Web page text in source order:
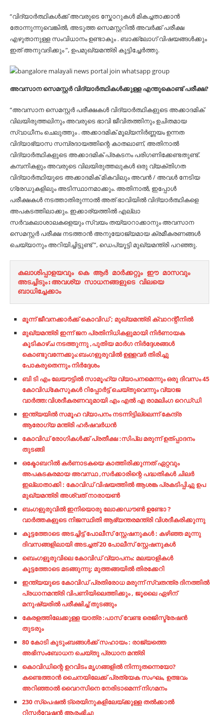
“വിദ്യാർത്ഥികൾക്ക് അവരുടെ സ്കോറുകൾ മികച്ചതാക്കാൻ
തോന്നുന്നുവെങ്കിൽ, അടുത്ത സെമസ്റ്ററിൽ അവർക്ക് പരീക്ഷ
എഴുതാനുള്ള സംവിധാനം ഉണ്ടാകും . ബാക്ക്‌ലോഗ് വിഷയങ്ങൾക്കും
ഇത് അനുവദിക്കും ”, ഉപമുഖ്യമന്ത്രി കൂട്ടിച്ചേർത്തു.
അവസാന സെമസ്റ്റർ വിദ്യാർത്ഥികൾക്കുള്ള എന്തുകൊണ്ട് പരീക്ഷ?
“അവസാന സെമസ്റ്റർ പരീക്ഷകൾ വിദ്യാർത്ഥികളുടെ അക്കാദമിക്
വിലയിരുത്തലിനും അവരുടെ ഭാവി ജീവിതത്തിനും ഉചിതമായ
സ്വാധീനം ചെലുത്തും . അക്കാദമിക് മൂല്യനിർണ്ണയം ഉന്നത
വിദ്യാഭ്യാസ സമ്പ്രദായത്തിന്റെ കാതലാണ്, അതിനാൽ
വിദ്യാർത്ഥികളുടെ അക്കാദമിക് പ്രകടനം പരിഗണിക്കേണ്ടതുണ്ട്.
കമ്പനികളും അവരുടെ വിലയിരുത്തലുകൾ ഒരു വ്യക്തിഗത
വിദ്യാർത്ഥിയുടെ അക്കാദമിക് മികവിലും അവൻ / അവൾ നേടിയ
ഗ്രേഡുകളിലും അടിസ്ഥാനമാക്കും. അതിനാൽ, ഇപ്പോൾ
പരീക്ഷകൾ നടത്താതിരുന്നാൽ അത് ഭാവിയിൽ വിദ്യാർത്ഥികളെ
അപകടത്തിലാക്കും. ഇക്കാര്യത്തിൽ എല്ലാ
സർവകലാശാലകളെയും സ്വയം തയ്യാറാക്കാനും അവസാന
സെമസ്റ്റർ പരീക്ഷ നടത്താൻ അനുയോജ്യമായ ക്രമീകരണങ്ങൾ
ചെയ്യാനും അറിയിച്ചിട്ടുണ്ട് ”, ഡെപ്യൂട്ടി മുഖ്യമന്ത്രി പറഞ്ഞു.
കലാശിപ്പാളയവും കെ ആർ മാർക്കറ്റും ഈ മാസവും
അടച്ചിടും:അവശ്യ സാധനങ്ങളുടെ വിലയെ
ബാധിച്ചേക്കാം
മൂന്ന് ജീവനക്കാര്‍ക്ക് കൊവിഡ് ; മുഖ്യമന്ത്രി ക്വാറന്റീനില്‍
മുഖ്യമന്ത്രി ഇന്ന് ജന പ്രതിനിധികളുമായി നിർണായക
കൂടികാഴ്ച നടത്തുന്നു ,പുതിയ മാർഗ നിർദ്ദേശങ്ങൾ
കൊണ്ടുവന്നേക്കും:ബംഗളുരുവിൽ ഉള്ളവർ തിരിച്ചു
പോകരുതെന്നും നിർദ്ദേശം
ബി ടി എം ലേയൗട്ടിൽ സാമൂഹ്യ വ്യാപനമെന്നും ഒരു ദിവസം 45
കോവിഡ്കേസുകൾ റിപ്പോർട്ട് ചെയ്തുവെന്നും വ്യാജ
വാർത്ത:വിശദീകരണവുമായി എം എൽ എ രാമലിംഗ റെഡ്‌ഡി
ഇന്ത്യയിൽ സമൂഹ വ്യാപനം നടന്നിട്ടില്ലെന്ന് കേന്ദ്ര
ആരോഗ്യ മന്ത്രി ഹർഷവർധൻ
കോവിഡ് രോഗികള്‍ക്ക് പ്രതീക്ഷ :സിപ്ല മരുന്ന് ഉത്പ്പാദനം
തുടങ്ങി
ഒക്ടോബറിൽ കർണാടകയെ കാത്തിരിക്കുന്നത് ഏറ്റവും
അപകടകരമായ അവസ്ഥ ,സർക്കാരിന്റെ പദ്ധതികൾ ചിലർ
ഇല്ലാതാക്കി : കോവിഡ് വിഷയത്തിൽ ആശങ്ക പ്രകടിപ്പിച്ചു ഉപ
മുഖ്യമന്ത്രി അശ്വത് നാരായൺ
ബംഗളുരുവിൽ ഇനിയൊരു ലോക്കഡൗൺ ഉണ്ടോ ?
വാർത്തകളുടെ നിജസ്ഥിതി ആഭ്യന്തരമന്ത്രി വിശദീകരിക്കുന്നു
കൂട്ടത്തോടെ അടച്ചിട്ട് പോലീസ് സ്റ്റേഷനുകൾ : കഴിഞ്ഞ മൂന്നു
ദിവസങ്ങളിലായി അടച്ചത് 20 പോലീസ് സ്റ്റേഷനുകൾ
ബെംഗളൂരുവിലെ കോവിഡ് വ്യാപനം: മലയാളികൾ
കൂട്ടത്തോ‌ടെ മടങ്ങുന്നു; മുത്തങ്ങയിൽ തിരക്കേറി
ഇന്ത്യയുടെ കോവിഡ് പ്രതിരോധ മരുന്ന് സ്വതന്ത്ര ദിനത്തിൽ
പ്രധാനമന്ത്രി വിപണിയിലെത്തിക്കും , ജൂലൈ ഏഴിന്
മനുഷ്യരില്‍ പരീക്ഷിച്ച് തുടങ്ങും
കേരളത്തിലേക്കുള്ള യാത്ര :പാസ് വേണ്ട രെജിസ്ട്രേഷൻ
തുടരും
80 കോടി കുടുംബങ്ങള്‍ക്ക് സഹായം : രാജ്യത്തെ
അഭിസംബോധന ചെയ്തു പ്രധാന മന്ത്രി
കൊവിഡിന്റെ ഉറവിടം മൃഗങ്ങളില്‍ നിന്നുതന്നെയോ?​
കണ്ടെത്താന്‍ ചൈനയിലേക്ക് പ്രത്യേക സംഘം,​ ഉത്ഭവം
അറിഞ്ഞാല്‍ വൈറസിനെ നേരിടാമെന്ന് നിഗമനം
230 സ്‌പെഷല്‍ ട്രെയിനുകളിലേയ്ക്കുള്ള തല്‍ക്കാല്‍
റിസര്‍വേഷന്‍ ആരംഭിച്ചു